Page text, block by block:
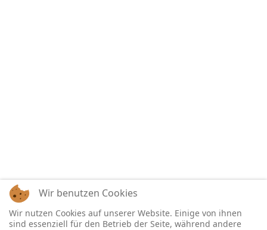
Wir benutzen Cookies
Wir nutzen Cookies auf unserer Website. Einige von ihnen
sind essenziell für den Betrieb der Seite, während andere